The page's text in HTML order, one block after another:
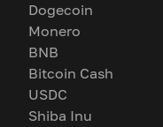
Dogecoin
Monero
BNB
Bitcoin Cash
USDC
Shiba Inu